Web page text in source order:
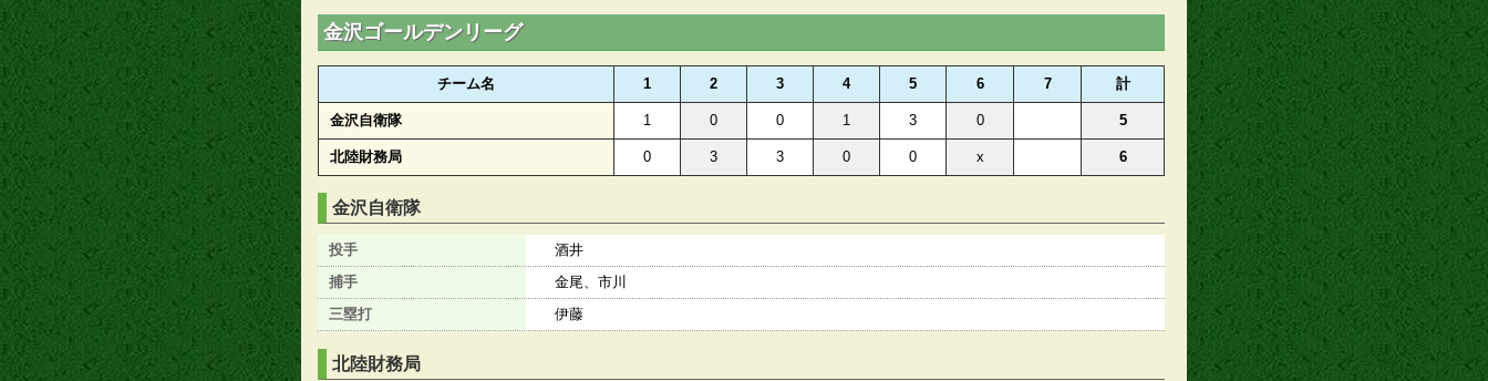
金沢ゴールデンリーグ
チーム名 1 2 3 4 5 6 7 計
金沢自衛隊 1 0 0 1 3 0 5
北陸財務局 0 3 3 0 0 x 6
金沢自衛隊
投手
酒井
捕手
金尾、市川
三塁打
伊藤
北陸財務局